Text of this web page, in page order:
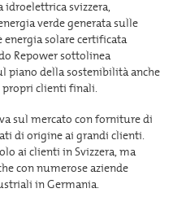
idroelettrica svizzera,
verde generata sulle
energia solare certificata
Repower sottolinea
della sostenibilità anche
clienti finali.
sul mercato con forniture di
di origine ai grandi clienti.
ai clienti in Svizzera, ma
con numerose aziende
in Germania.